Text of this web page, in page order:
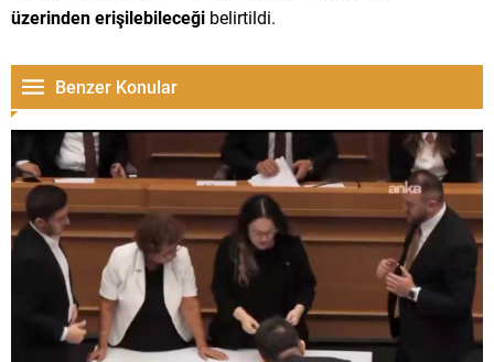
üzerinden erişilebileceği belirtildi.
Benzer Konular